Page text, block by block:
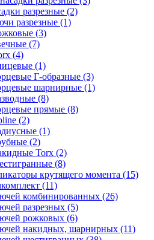
разрезные (2)
разрезные (1)
(3)
(7)
(4)
(1)
Г-образные (3)
шарнирные (1)
(8)
прямые (8)
(2)
(1)
(2)
Torx (2)
(8)
крутящего момента (15)
(11)
комбинированных (26)
разрезных (5)
рожковых (6)
накидных, шарнирных (11)